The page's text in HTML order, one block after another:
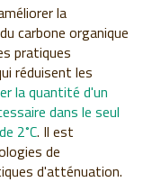
la
carbone organique
pratiques
réduisent les
la quantité d'un
dans le seul
2˚C. Il est
de
d'atténuation.